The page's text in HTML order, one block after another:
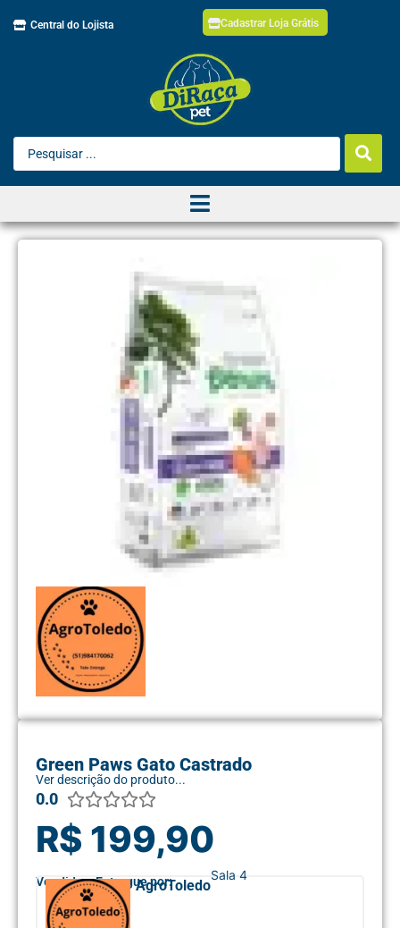
Central do Lojista Cadastrar Loja Grátis
Green Paws Gato Castrado
Ver descrição do produto...
0.0 
R$ 199,90
Vendido e Entregue por:AgroToledo
Sala 4